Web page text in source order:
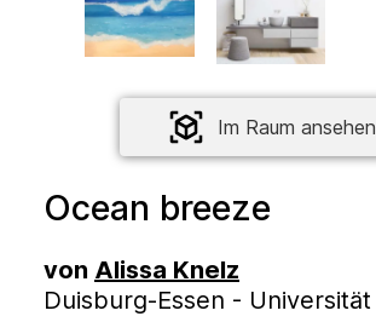
Im Raum ansehen
Ocean breeze
von Alissa Knelz
Duisburg-Essen - Universität